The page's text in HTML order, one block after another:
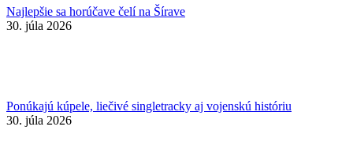
Najlepšie sa horúčave čelí na Šírave
30. júla 2026
Ponúkajú kúpele, liečivé singletracky aj vojenskú históriu
30. júla 2026